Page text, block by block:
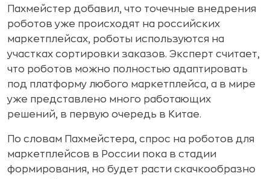
Пахмейстер добавил, что точечные внедрения
роботов уже происходят на российских
маркетплейсах, роботы используются на
участках сортировки заказов. Эксперт считает,
что роботов можно полностью адаптировать
под платформу любого маркетплейса, а в мире
уже представлено много работающих
решений, в первую очередь в Китае.
По словам Пахмейстера, спрос на роботов для
маркетплейсов в России пока в стадии
формирования, но будет расти скачкообразно